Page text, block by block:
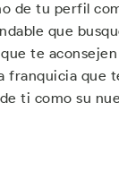
de tu perfil
que
te
franquicia que
ti como su